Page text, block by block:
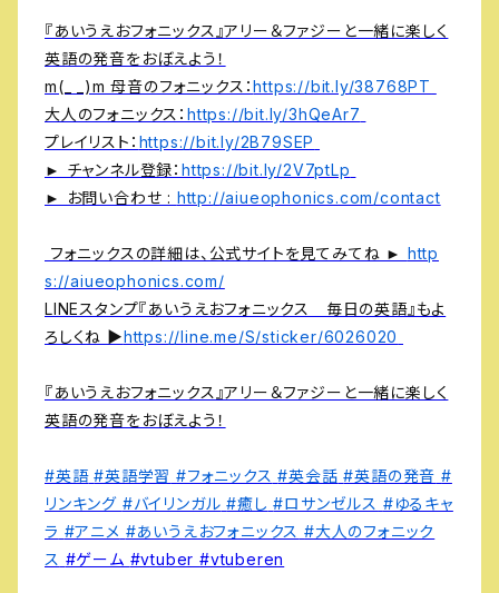
『あいうえおフォニックス』アリー＆ファジーと一緒に楽しく
英語の発音をおぼえよう！
m(_ _)m 母音のフォニックス：https://bit.ly/38768PT
大人のフォニックス： https://bit.ly/3hQeAr7
プレイリスト： https://bit.ly/2B79SEP
► チャンネル登録： https://bit.ly/2V7ptLp
► お問い合わせ : http://aiueophonics.com/contact
フォニックスの詳細は、公式サイトを見てみてね ► http
s://aiueophonics.com/
LINEスタンプ『あいうえおフォニックス 毎日の英語』もよ
ろしくね ▶︎https://line.me/S/sticker/6026020
『あいうえおフォニックス』アリー＆ファジーと一緒に楽しく
英語の発音をおぼえよう！
#英語 #英語学習 #フォニックス #英会話 #英語の発音 #
リンキング #バイリンガル #癒し #ロサンゼルス #ゆるキャ
ラ #アニメ #あいうえおフォニックス #大人のフォニック
ス #ゲーム #vtuber#vtuberen